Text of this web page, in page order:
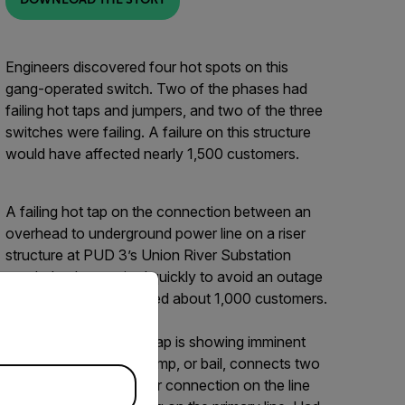
Engineers discovered four hot spots on this
gang-operated switch. Two of the phases had
failing hot taps and jumpers, and two of the three
switches were failing. A failure on this structure
would have affected nearly 1,500 customers.
A failing hot tap on the connection between an
overhead to underground power line on a riser
structure at PUD 3’s Union River Substation
needed to be repaired quickly to avoid an outage
that would have affected about 1,000 customers.
The center-phase hot tap is showing imminent
failure. This hot line-clamp, or bail, connects two
circuits together. A poor connection on the line
version of our website.